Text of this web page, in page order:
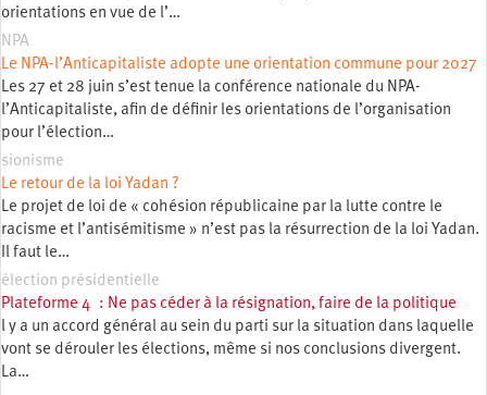
orientations en vue de l’…
NPA
Le NPA-l’Anticapitaliste adopte une orientation commune pour 2027
Les 27 et 28 juin s’est tenue la conférence nationale du NPA-
l’Anticapitaliste, afin de définir les orientations de l’organisation
pour l’élection…
sionisme
Le retour de la loi Yadan ?
Le projet de loi de « cohésion républicaine par la lutte contre le
racisme et l’antisémitisme » n’est pas la résurrection de la loi Yadan.
Il faut le…
élection présidentielle
Plateforme 4 : Ne pas céder à la résignation, faire de la politique
l y a un accord général au sein du parti sur la situation dans laquelle
vont se dérouler les élections, même si nos conclusions divergent.
La…